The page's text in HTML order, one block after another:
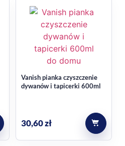
Vanish pianka czyszczenie
dywanów i tapicerki 600ml
30,60zł